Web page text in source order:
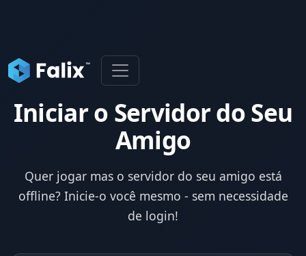
Iniciar o Servidor do Seu
Amigo
Quer jogar mas o servidor do seu amigo está
offline? Inicie-o você mesmo - sem necessidade
de login!